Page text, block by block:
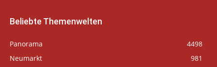
Beliebte Themenwelten
Panorama
4498
Neumarkt
981